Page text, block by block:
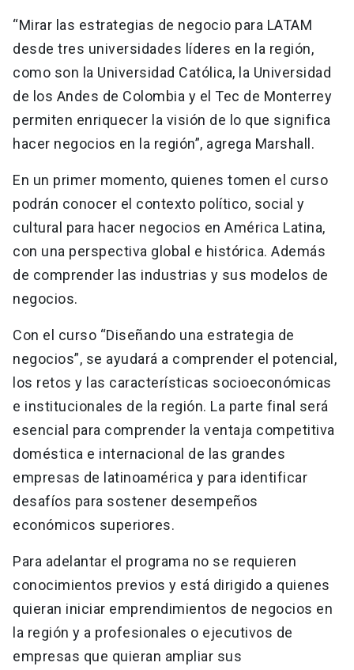
“Mirar las estrategias de negocio para LATAM
desde tres universidades líderes en la región,
como son la Universidad Católica, la Universidad
de los Andes de Colombia y el Tec de Monterrey
permiten enriquecer la visión de lo que significa
hacer negocios en la región”, agrega Marshall.
En un primer momento, quienes tomen el curso
podrán conocer el contexto político, social y
cultural para hacer negocios en América Latina,
con una perspectiva global e histórica. Además
de comprender las industrias y sus modelos de
negocios.
Con el curso “Diseñando una estrategia de
negocios”, se ayudará a comprender el potencial,
los retos y las características socioeconómicas
e institucionales de la región. La parte final será
esencial para comprender la ventaja competitiva
doméstica e internacional de las grandes
empresas de latinoamérica y para identificar
desafíos para sostener desempeños
económicos superiores.
Para adelantar el programa no se requieren
conocimientos previos y está dirigido a quienes
quieran iniciar emprendimientos de negocios en
la región y a profesionales o ejecutivos de
empresas que quieran ampliar sus